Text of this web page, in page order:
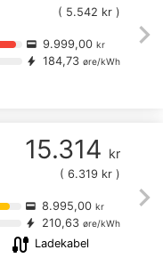
chevron_right
( 5.542 kr )
credit_card 9.999,00 kr
bolt 184,73 øre/kWh
chevron_right
cable Ladekabel
15.314 kr
( 6.319 kr )
credit_card 8.995,00 kr
bolt 210,63 øre/kWh